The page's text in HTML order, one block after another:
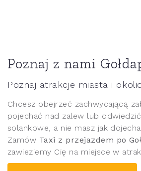
Poznaj z nami
Poznaj atrakcje miasta i
Chcesz obejrzeć zachwycającą
pojechać nad zalew lub
solankowe, a nie masz jak
Zamów Taxi z przejazdem po
zawieziemy Cię na miejsce w